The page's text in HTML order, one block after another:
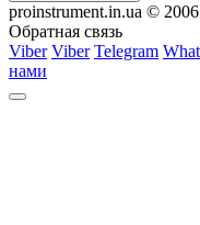
proinstrument.in.ua ©
Обратная связь
Viber Viber Telegram
нами